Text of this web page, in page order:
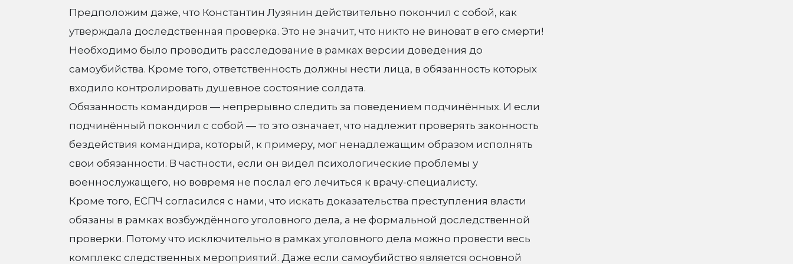
Предположим даже, что Константин Лузянин действительно покончил с собой, как
утверждала доследственная проверка. Это не значит, что никто не виноват в его смерти!
Необходимо было проводить расследование в рамках версии доведения до
самоубийства. Кроме того, ответственность должны нести лица, в обязанность которых
входило контролировать душевное состояние солдата.
Обязанность командиров — непрерывно следить за поведением подчинённых. И если
подчинённый покончил с собой — то это означает, что надлежит проверять законность
бездействия командира, который, к примеру, мог ненадлежащим образом исполнять
свои обязанности. В частности, если он видел психологические проблемы у
военнослужащего, но вовремя не послал его лечиться к врачу-специалисту.
Кроме того, ЕСПЧ согласился с нами, что искать доказательства преступления власти
обязаны в рамках возбуждённого уголовного дела, а не формальной доследственной
проверки. Потому что исключительно в рамках уголовного дела можно провести весь
комплекс следственных мероприятий. Даже если самоубийство является основной